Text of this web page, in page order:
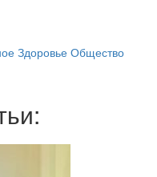
Здоровье Общество